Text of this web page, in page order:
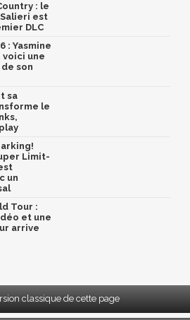
: le
est
DLC
: Yasmine
une
son
sa
le
Limit-
un
Tour :
et une
arrive
classique de cette page